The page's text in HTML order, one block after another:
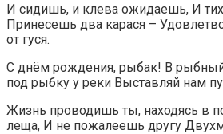
И сидишь, и клева ожидаешь, И
Принесешь два карася –
от гуся.
С днём рождения, рыбак! В
под рыбку у реки Выставляй нам
Жизнь проводишь ты, находясь в
леща, И не пожалеешь другу